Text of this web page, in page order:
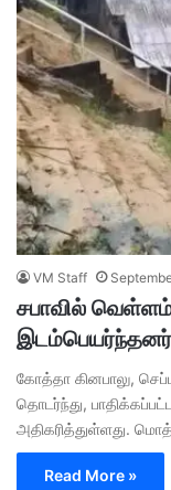
VM Staff
சபாவில்
இடம்பெயர்ந்தனர்
கோத்தா கினபாலு,
தொடர்ந்து,
அதிகரித்துள்ளது.
Read More »